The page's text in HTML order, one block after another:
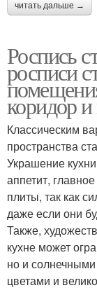
читать дальше →
Роспись
росписи
коридор и
Классическим
пространства
Украшение
аппетит,
плиты, так как
даже если они
Также,
кухне может
но и
цветами и